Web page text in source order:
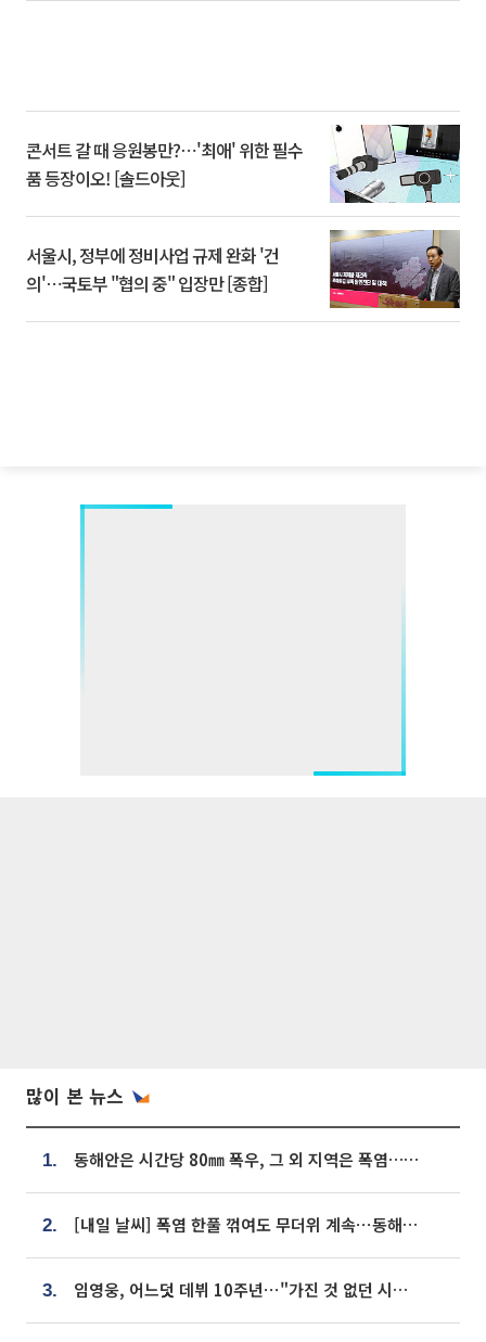
콘서트 갈 때 응원봉만?⋯'최애' 위한 필수
품 등장이오! [솔드아웃]
서울시, 정부에 정비사업 규제 완화 '건
의'⋯국토부 "협의 중" 입장만 [종합]
많이 본 뉴스
1. 동해안은 시간당 80㎜ 폭우, 그 외 지역은 폭염…‘극과 극 날씨’
2. [내일 날씨] 폭염 한풀 꺾여도 무더위 계속⋯동해안 이틀 연속 비
3. 임영웅, 어느덧 데뷔 10주년⋯"가진 것 없던 시절, 내 앞엔 20명의 팬뿐"